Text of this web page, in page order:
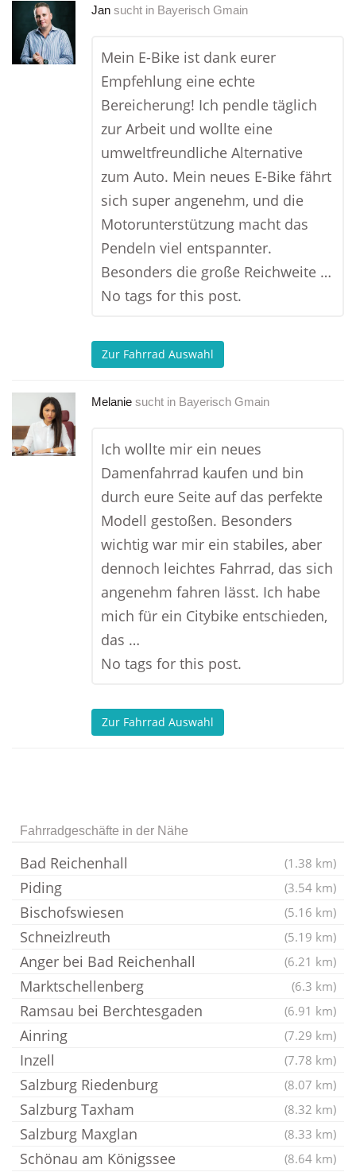
Jan sucht in Bayerisch Gmain
Mein E-Bike ist dank eurer
Empfehlung eine echte
Bereicherung! Ich pendle täglich
zur Arbeit und wollte eine
umweltfreundliche Alternative
zum Auto. Mein neues E-Bike fährt
sich super angenehm, und die
Motorunterstützung macht das
Pendeln viel entspannter.
Besonders die große Reichweite …
No tags for this post.
Zur Fahrrad Auswahl
Melanie sucht in Bayerisch Gmain
Ich wollte mir ein neues
Damenfahrrad kaufen und bin
durch eure Seite auf das perfekte
Modell gestoßen. Besonders
wichtig war mir ein stabiles, aber
dennoch leichtes Fahrrad, das sich
angenehm fahren lässt. Ich habe
mich für ein Citybike entschieden,
das …
No tags for this post.
Zur Fahrrad Auswahl
Fahrradgeschäfte in der Nähe
Bad Reichenhall (1.38 km)
Piding (3.54 km)
Bischofswiesen (5.16 km)
Schneizlreuth (5.19 km)
Anger bei Bad Reichenhall (6.21 km)
Marktschellenberg (6.3 km)
Ramsau bei Berchtesgaden (6.91 km)
Ainring (7.29 km)
Inzell (7.78 km)
Salzburg Riedenburg (8.07 km)
Salzburg Taxham (8.32 km)
Salzburg Maxglan (8.33 km)
Schönau am Königssee (8.64 km)